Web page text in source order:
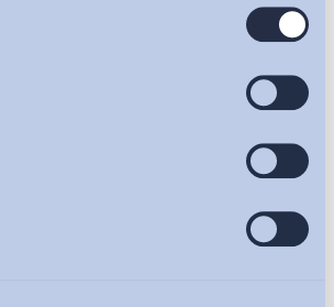
sociale e linguistica sul